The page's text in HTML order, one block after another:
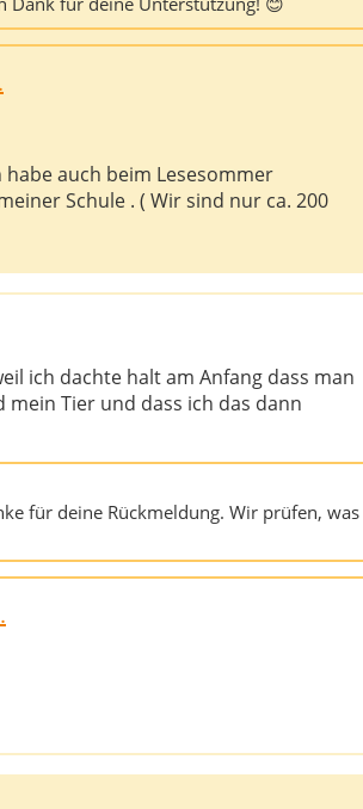
auch beim Lesesommer
Schule . ( Wir sind nur ca. 200
ich dachte halt am Anfang dass man
Tier und dass ich das dann
für deine Rückmeldung. Wir prüfen, was